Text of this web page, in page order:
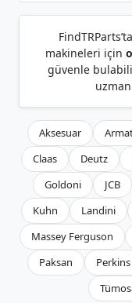
makineleri için
güvenle
uzman
Aksesuar
Claas
Deutz
Goldoni
JCB
Kuhn
Landini
Massey Ferguson
Paksan
Perkins